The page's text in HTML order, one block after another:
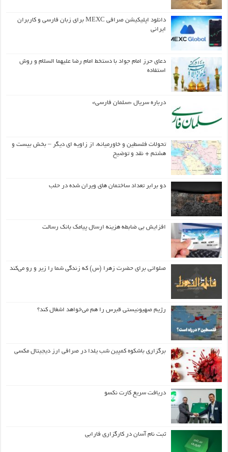
دانلود اپلیکیشن صرافی MEXC برای زبان فارسی و کاربران
ایرانی
دعای حرز امام جواد با دستخط امام رضا علیهما السلام و روش
استفاده
درباره سریال «سلمان فارسی»
تحولات فلسطین و خاورمیانه، از زاویه ای دیگر – بخش بیست و
هشتم + نقد و توضیح
دو برابر تعداد ساختمان های ویران شده در حلب
افزایش بی ضابطه هزینه ارسال پیامک بانک رسالت
صلواتی برای حضرت زهرا (س) که زندگی شما را زیر و رو می‌کند
رژیم صهیونیستی قبرس را هم می‌خواهد اشغال کند؟
برگزاری باشکوه کمپین شب یلدا در صرافی ارز دیجیتال مکسی
دریافت سریع کارت نکسو
ثبت نام آسان در کارگزاری فارابی